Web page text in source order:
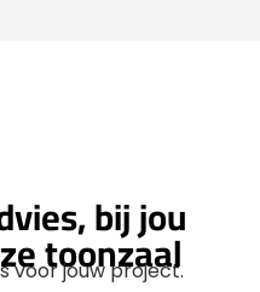
bij jou
toonzaal
voor jouw project.